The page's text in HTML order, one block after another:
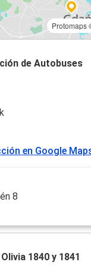
Protomaps
de Autobuses
en Google
8
1840 y 1841